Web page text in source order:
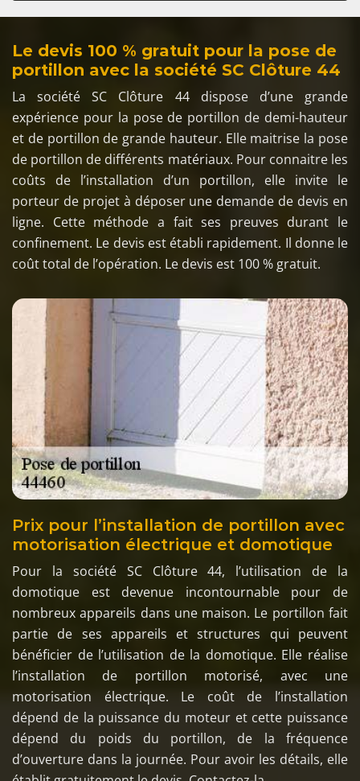
Le devis 100 % gratuit pour la pose de
portillon avec la société SC Clôture 44
La société SC Clôture 44 dispose d’une grande
expérience pour la pose de portillon de demi-hauteur
et de portillon de grande hauteur. Elle maitrise la pose
de portillon de différents matériaux. Pour connaitre les
coûts de l’installation d’un portillon, elle invite le
porteur de projet à déposer une demande de devis en
ligne. Cette méthode a fait ses preuves durant le
confinement. Le devis est établi rapidement. Il donne le
coût total de l’opération. Le devis est 100 % gratuit.
Prix pour l’installation de portillon avec
motorisation électrique et domotique
Pour la société SC Clôture 44, l’utilisation de la
domotique est devenue incontournable pour de
nombreux appareils dans une maison. Le portillon fait
partie de ses appareils et structures qui peuvent
bénéficier de l’utilisation de la domotique. Elle réalise
l’installation de portillon motorisé, avec une
motorisation électrique. Le coût de l’installation
dépend de la puissance du moteur et cette puissance
dépend du poids du portillon, de la fréquence
d’ouverture dans la journée. Pour avoir les détails, elle